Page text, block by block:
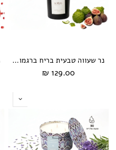
נר שעווה טבעית בריח ברגמוט תאנה מבית Soiiya
129.00 ₪